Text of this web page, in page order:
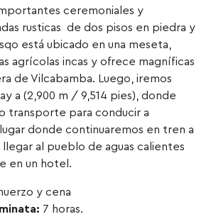
ceremoniales y
rusticas de dos pisos en piedra y
está ubicado en una meseta,
agrícolas incas y ofrece magníficas
de Vilcabamba. Luego, iremos
a (2,900 m / 9,514 pies), donde
transporte para conducir a
donde continuaremos en tren a
llegar al pueblo de aguas calientes
en un hotel.
y cena
7 horas.